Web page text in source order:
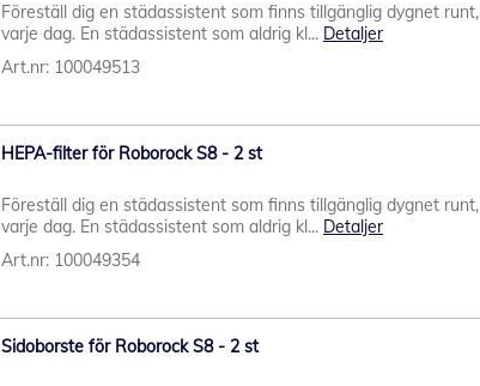
Föreställ dig en städassistent som finns tillgänglig dygnet runt,
varje dag. En städassistent som aldrig kl... Detaljer
Art.nr: 100049513
HEPA-filter för Roborock S8 - 2 st
Föreställ dig en städassistent som finns tillgänglig dygnet runt,
varje dag. En städassistent som aldrig kl... Detaljer
Art.nr: 100049354
Sidoborste för Roborock S8 - 2 st